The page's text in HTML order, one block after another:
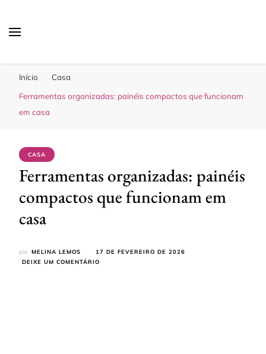
Início
Casa
Ferramentas organizadas: painéis compactos que funcionam
em casa
CASA
Ferramentas organizadas: painéis
compactos que funcionam em
casa
por MELINA LEMOS
17 DE FEVEREIRO DE 2026
DEIXE UM COMENTÁRIO